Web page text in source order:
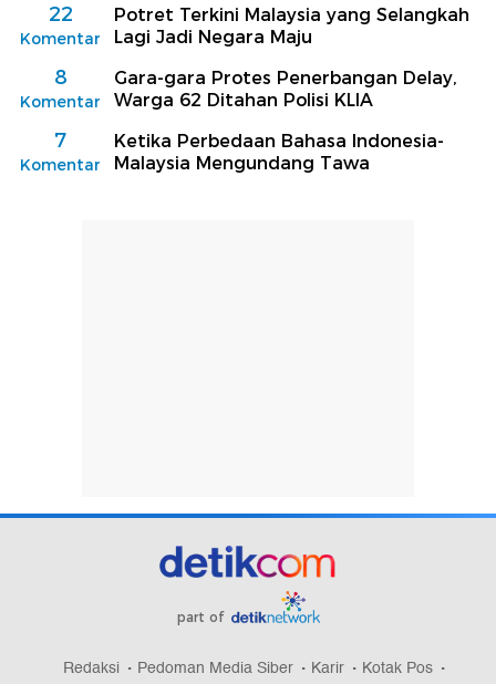
22
Komentar
Potret Terkini Malaysia yang Selangkah
Lagi Jadi Negara Maju
8
Komentar
Gara-gara Protes Penerbangan Delay,
Warga 62 Ditahan Polisi KLIA
7
Komentar
Ketika Perbedaan Bahasa Indonesia-
Malaysia Mengundang Tawa
part of
Redaksi Pedoman Media Siber Karir Kotak Pos